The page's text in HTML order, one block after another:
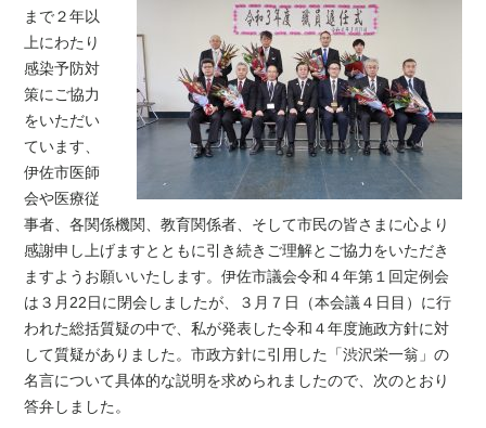
まで２年以
上にわたり
感染予防対
策にご協力
をいただい
ています、
伊佐市医師
会や医療従
事者、各関係機関、教育関係者、そして市民の皆さまに心より
感謝申し上げますとともに引き続きご理解とご協力をいただき
ますようお願いいたします。 伊佐市議会令和４年第１回定例会
は ３月22日に閉会しましたが、３月７日 （本会議４日目） に行
われた総括質疑の中で、私が発表した令和４年度施政方針に対
して質疑がありました。市政方針に引用した「渋沢栄一翁」の
名言について具体的な説明を求められましたので、次のとおり
答弁しました。